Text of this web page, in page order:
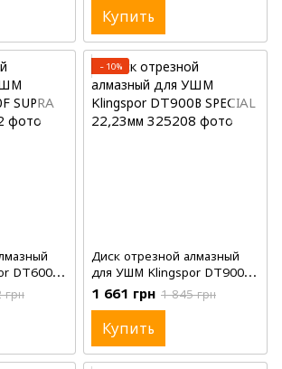
Купить
DT600F
грн
−10%
Диск отрезной алмазный
для УШМ Klingspor DT900B
SPECIAL 22,23мм, 125мм,
1 661 грн 1 845 грн
Купить